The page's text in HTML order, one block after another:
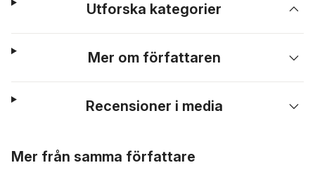
Utforska kategorier
Mer om författaren
Recensioner i media
Mer från samma författare